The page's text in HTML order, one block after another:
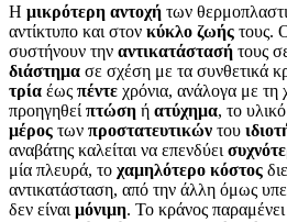
Η μικρότερη αντοχή των
αντίκτυπο και στον κύκλο ζωής τους.
συστήνουν την αντικατάστασή τους
διάστημα σε σχέση με τα συνθετικά
τρία έως πέντε χρόνια, ανάλογα με τη
προηγηθεί πτώση ή ατύχημα, το
μέρος των προστατευτικών του
αναβάτης καλείται να επενδύει
μία πλευρά, το χαμηλότερο κόστος
αντικατάσταση, από την άλλη όμως
δεν είναι μόνιμη. Το κράνος παραμένει